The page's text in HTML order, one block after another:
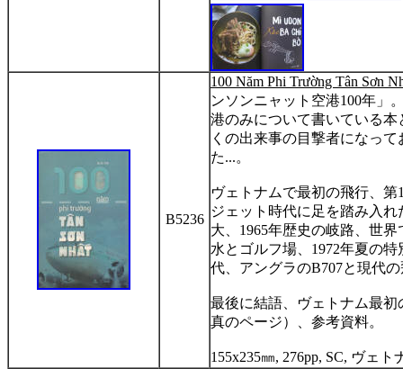
B5236
100 Năm Phi Trường Tân Sơn
ンソンニャット空港100年」
港のみについて書いている
くの出来事の目撃者になって
た...。
ヴェトナムで最初の飛行、第
ジェット時代に足を踏み入
大、 1965年歴史の岐路、世界
水とゴルフ場、 1972年夏の特
代、アングラのB707と現代
最後に結語、ヴェトナム最
真のページ）、参考資料。
155x235㎜, 276pp, SC, ヴェト